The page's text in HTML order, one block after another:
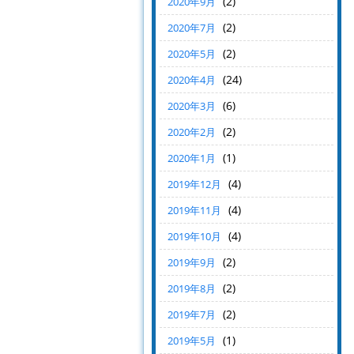
2020年7月 (2)
2020年5月 (2)
2020年4月 (24)
2020年3月 (6)
2020年2月 (2)
2020年1月 (1)
2019年12月 (4)
2019年11月 (4)
2019年10月 (4)
2019年9月 (2)
2019年8月 (2)
2019年7月 (2)
2019年5月 (1)